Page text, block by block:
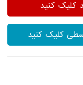
کنید
کلیک کنید